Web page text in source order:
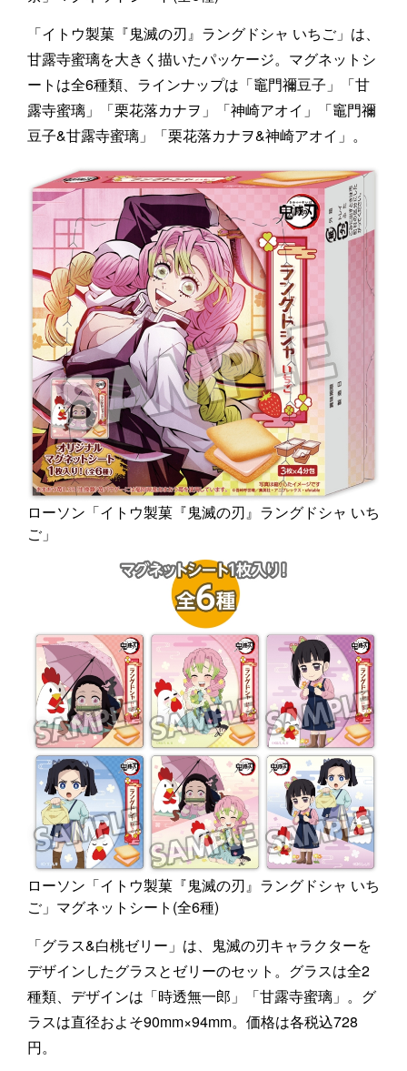
「イトウ製菓『鬼滅の刃』ラングドシャ いちご」は、
甘露寺蜜璃を大きく描いたパッケージ。マグネットシ
ートは全6種類、ラインナップは「竈門禰豆子」「甘
露寺蜜璃」「栗花落カナヲ」「神崎アオイ」「竈門禰
豆子&甘露寺蜜璃」「栗花落カナヲ&神崎アオイ」。
ローソン「イトウ製菓『鬼滅の刃』ラングドシャ いち
ご」
ローソン「イトウ製菓『鬼滅の刃』ラングドシャ いち
ご」マグネットシート(全6種)
「グラス&白桃ゼリー」は、鬼滅の刃キャラクターを
デザインしたグラスとゼリーのセット。グラスは全2
種類、デザインは「時透無一郎」「甘露寺蜜璃」。グ
ラスは直径およそ90mm×94mm。価格は各税込728
円。